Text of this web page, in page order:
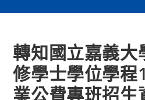
轉知國立嘉義大
修學士學位學程
業公費專班招生